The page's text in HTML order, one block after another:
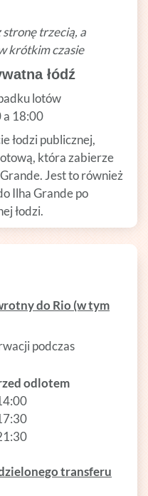
stronę trzecią, a
krótkim czasie
łódź
lotów
a 18:00
łodzi publicznej,
która zabierze
Jest to również
Ilha Grande po
łodzi.
do Rio (w tym
podczas
odlotem
transferu